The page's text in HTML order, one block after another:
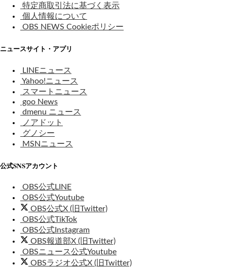
特定商取引法に基づく表示
個人情報について
OBS NEWS Cookieポリシー
ニュースサイト・アプリ
LINEニュース
Yahoo!ニュース
スマートニュース
goo News
dmenu ニュース
ノアドット
グノシー
MSNニュース
公式SNSアカウント
OBS公式LINE
OBS公式Youtube
OBS公式X (旧Twitter)
OBS公式TikTok
OBS公式Instagram
OBS報道部X (旧Twitter)
OBSニュース公式Youtube
OBSラジオ公式X (旧Twitter)